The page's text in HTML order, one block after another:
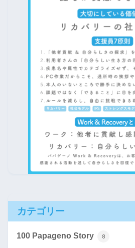
カテゴリー
100 Papageno Story 8